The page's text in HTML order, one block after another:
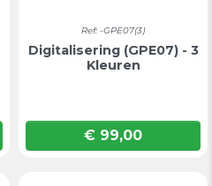
Ref: -GPE07(3)
Digitalisering (GPE07) - 3
Kleuren
Prijs
€ 99,00